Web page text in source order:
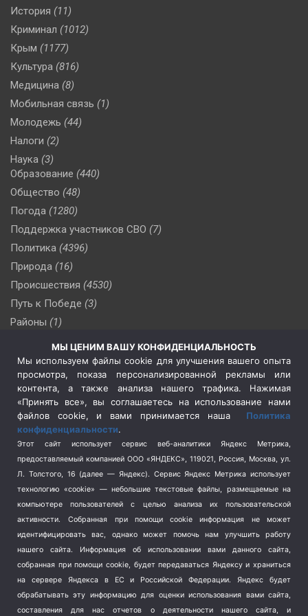
История (11)
Криминал (1012)
Крым (1177)
Культура (816)
Медицина (8)
Мобильная связь (1)
Молодежь (44)
Налоги (2)
Наука (3)
Образование (440)
Общество (48)
Погода (1280)
Поддержка участников СВО (7)
Политика (4396)
Природа (16)
Происшествия (4530)
Путь к Победе (3)
Районы (1)
(510)
Сельское хозяйство (3)
Социальная политика
(3)
Спецоперация в Украине
Спецоперация на Украине
(404)
Спорт (740)
Терроризм (1)
Транспорт (262)
Туризм (178)
Школа и спорт (2)
Экология (8)
Экономика (1172)
МЫ ЦЕНИМ ВАШУ КОНФИДЕНЦИАЛЬНОСТЬ
Мы используем файлы cookie для улучшения вашего опыта
просмотра, показа персонализированной рекламы или
контента, а также анализа нашего трафика. Нажимая
«Принять все», вы соглашаетесь на использование нами
файлов cookie, и вами принимается наша Политика
конфиденциальности.
Этот сайт использует сервис веб-аналитики Яндекс Метрика,
предоставляемый компанией ООО «ЯНДЕКС», 119021, Россия, Москва, ул.
Л. Толстого, 16 (далее — Яндекс). Сервис Яндекс Метрика использует
технологию «cookie» — небольшие текстовые файлы, размещаемые на
компьютере пользователей с целью анализа их пользовательской
активности.
Собранная при помощи cookie информация не может
идентифицировать вас, однако может помочь нам улучшить работу
нашего сайта. Информация об использовании вами данного сайта,
собранная при помощи cookie, будет передаваться Яндексу и храниться
на сервере Яндекса в ЕС и Российской Федерации. Яндекс будет
обрабатывать эту информацию для оценки использования вами сайта,
составления для нас отчетов о деятельности нашего сайта, и